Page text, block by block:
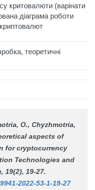
критовалюти (варінати
діаграма роботи
теоретичні
O., Chyzhmotria,
aspects of
for cryptocurrency
Technologies and
, 19(2), 19-27.
2022-53-1-19-27